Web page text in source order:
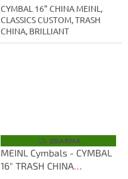
CYMBAL 16" CHINA MEINL,
CLASSICS CUSTOM, TRASH
CHINA, BRILLIANT
Z
D
A
R
ZDARMA
MEINL Cymbals - CYMBAL
16" TRASH CHINA